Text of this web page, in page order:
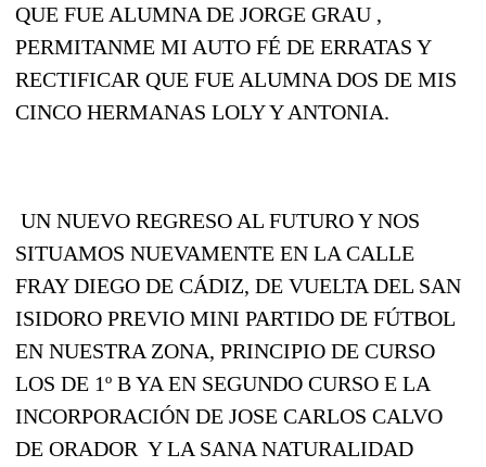
QUE FUE ALUMNA DE JORGE GRAU ,
PERMITANME MI AUTO FÉ DE ERRATAS Y
RECTIFICAR QUE FUE ALUMNA DOS DE MIS
CINCO HERMANAS LOLY Y ANTONIA.
UN NUEVO REGRESO AL FUTURO Y NOS
SITUAMOS NUEVAMENTE EN LA CALLE
FRAY DIEGO DE CÁDIZ, DE VUELTA DEL SAN
ISIDORO PREVIO MINI PARTIDO DE FÚTBOL
EN NUESTRA ZONA, PRINCIPIO DE CURSO
LOS DE 1º B YA EN SEGUNDO CURSO E LA
INCORPORACIÓN DE JOSE CARLOS CALVO
DE ORADOR Y LA SANA NATURALIDAD